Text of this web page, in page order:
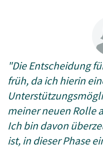
"Die Entscheidung
früh, da ich hierin
meiner neuen Rolle
Ich bin davon
ist, in dieser Phase